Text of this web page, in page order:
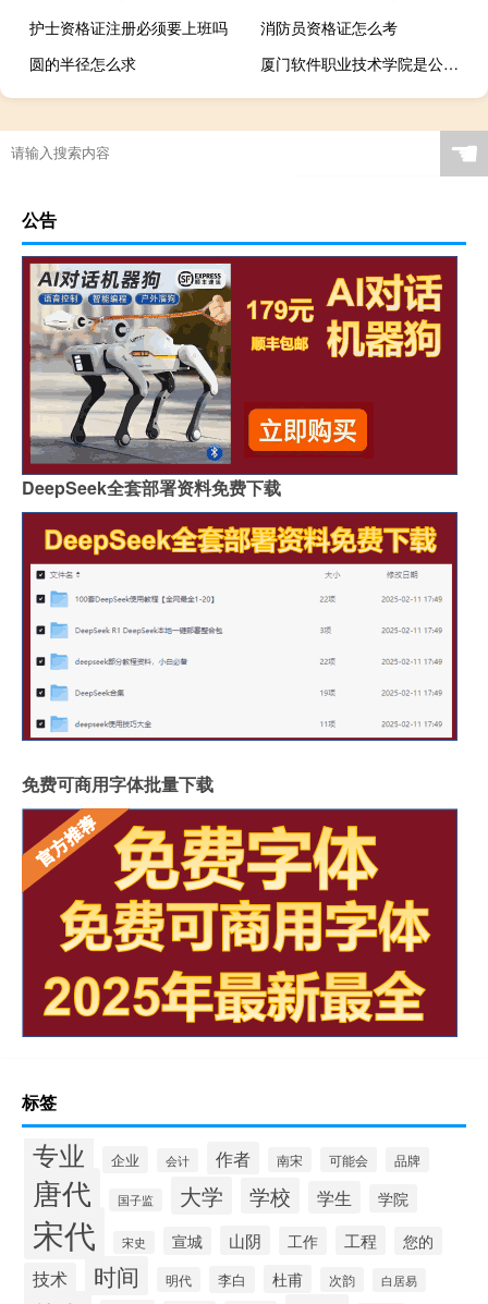
护士资格证注册必须要上班吗
消防员资格证怎么考
圆的半径怎么求
厦门软件职业技术学院是公办还是民办
☚
公告
DeepSeek全套部署资料免费下载
免费可商用字体批量下载
标签
专业 企业 会计 作者 南宋 可能会 品牌
唐代 国子监 大学 学校 学生 学院
宋代 宋史 宣城 山阴 工作 工程 您的
技术 时间 明代 李白 杜甫 次韵 白居易